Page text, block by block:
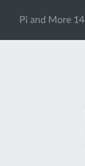
Pi and More 14